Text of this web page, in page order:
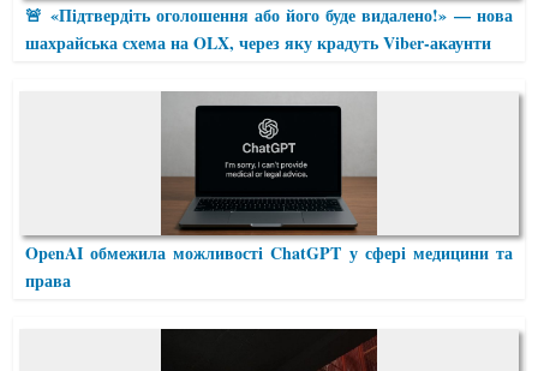
🚨 «Підтвердіть оголошення або його буде видалено!» — нова
шахрайська схема на OLX, через яку крадуть Viber-акаунти
OpenAI обмежила можливості ChatGPT у сфері медицини та
права